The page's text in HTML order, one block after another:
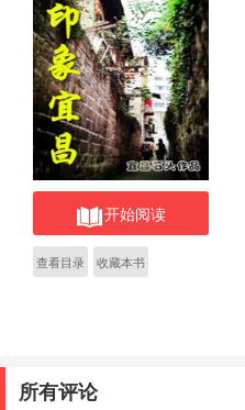
开始阅读
查看目录 收藏本书
所有评论